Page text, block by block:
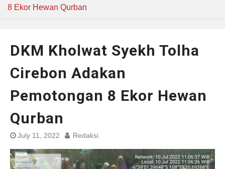
8 Ekor Hewan Qurban
DKM Kholwat Syekh Tolha
Cirebon Adakan
Pemotongan 8 Ekor Hewan
Qurban
July 11, 2022 Redaksi